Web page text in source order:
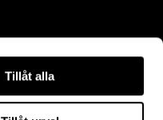
Tillåt alla